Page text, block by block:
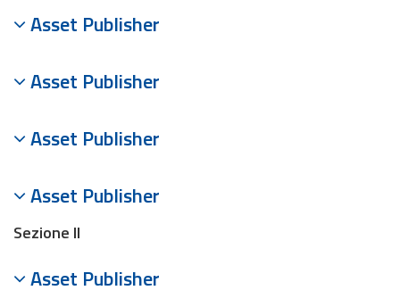
Asset Publisher
Asset Publisher
Asset Publisher
Asset Publisher
Sezione II
Asset Publisher